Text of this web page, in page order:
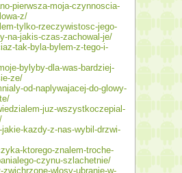
pierwsza-moja-czynnoscia-
z/
tylko-rzeczywistosc-jego-
na-jakis-czas-zachowal-je/
tak-byla-bylem-z-tego-i-
bylyby-dla-was-bardziej-
ze/
od-naplywajacej-do-glowy-
juz-wszystkoczepial-
kazdy-z-nas-wybil-drzwi-
ktorego-znalem-troche-
czynu-szlachetnie/
wlosy-ubranie-w-